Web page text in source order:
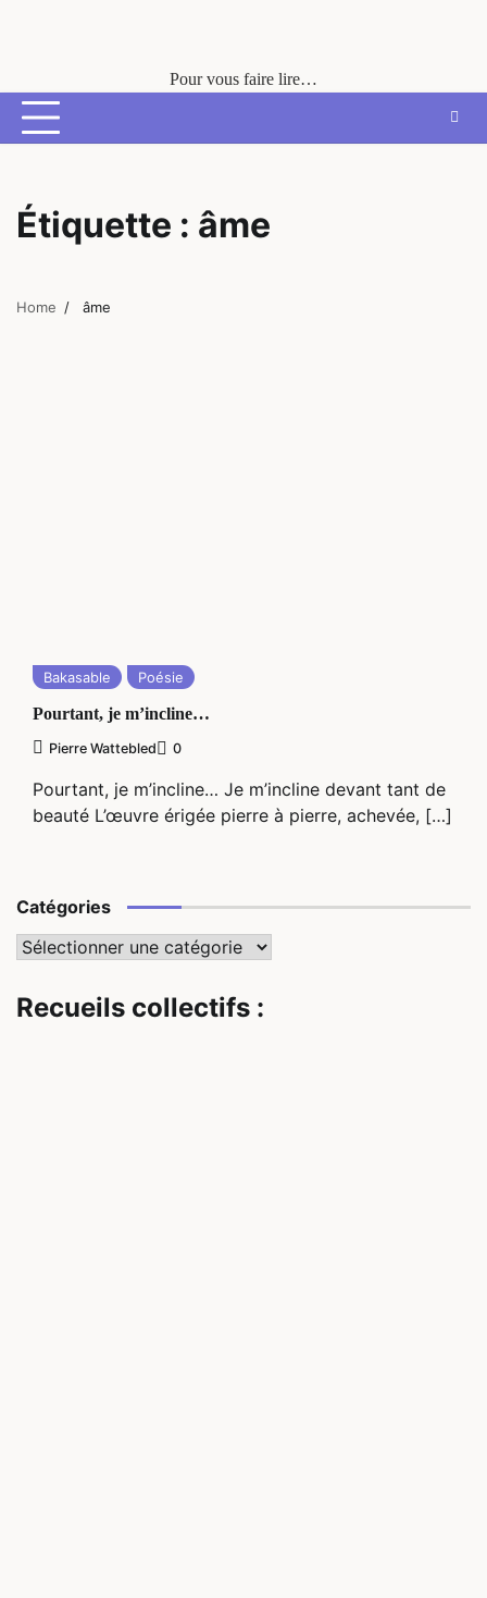
Pour vous faire lire…
Étiquette : âme
Home âme
Bakasable Poésie
Pourtant, je m’incline…
Pierre Wattebled 0
Pourtant, je m’incline… Je m’incline devant tant de
beauté L’œuvre érigée pierre à pierre, achevée, […]
Catégories
Catégories
Recueils collectifs :